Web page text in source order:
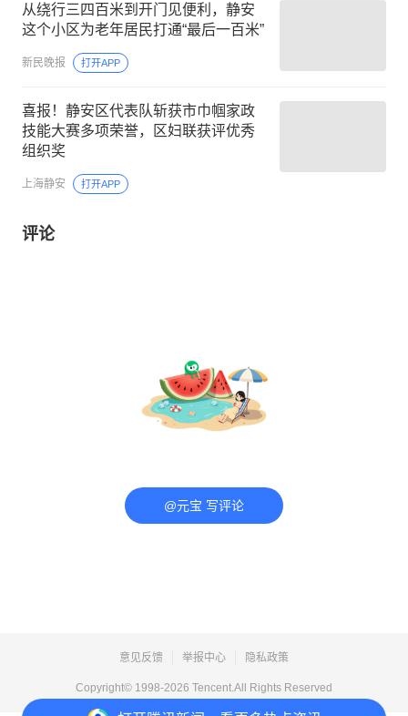
从绕行三四百米到开门见便利，静安
这个小区为老年居民打通“最后一百米”
新民晚报 打开APP
喜报！静安区代表队斩获市巾帼家政
技能大赛多项荣誉，区妇联获评优秀
组织奖
上海静安 打开APP
评论
@元宝 写评论
意见反馈 举报中心 隐私政策
Copyright© 1998-2026 Tencent.All Rights Reserved